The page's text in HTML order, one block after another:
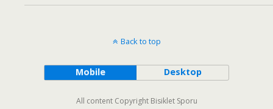
Back to top
Mobile Desktop
All content Copyright Bisiklet Sporu